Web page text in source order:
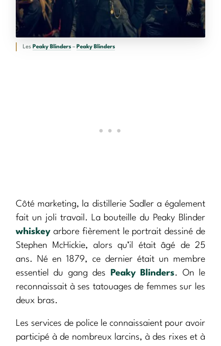
Les Peaky Blinders – Peaky Blinders
Côté marketing, la distillerie Sadler a également
fait un joli travail. La bouteille du Peaky Blinder
whiskey arbore fièrement le portrait dessiné de
Stephen McHickie, alors qu’il était âgé de 25
ans. Né en 1879, ce dernier était un membre
essentiel du gang des
Peaky Blinders. On le
reconnaissait à ses tatouages de femmes sur les
deux bras.
Les services de police le connaissaient pour avoir
participé à de nombreux larcins, à des rixes et à